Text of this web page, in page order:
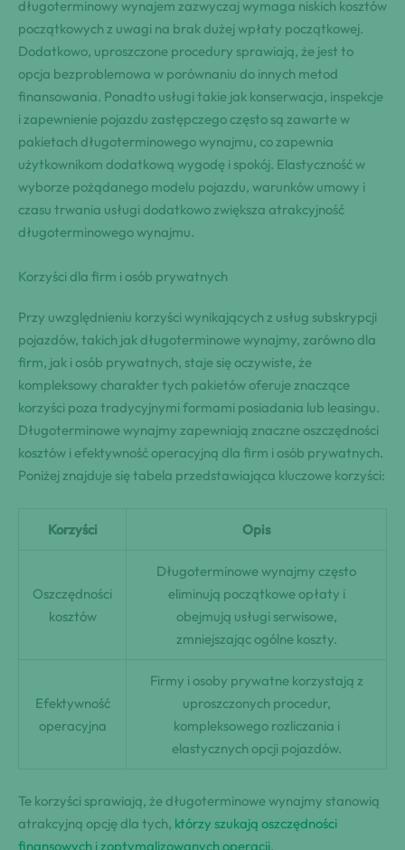
długoterminowy wynajem zazwyczaj wymaga niskich kosztów
początkowych z uwagi na brak dużej wpłaty początkowej.
Dodatkowo, uproszczone procedury sprawiają, że jest to
opcja bezproblemowa w porównaniu do innych metod
finansowania. Ponadto usługi takie jak konserwacja, inspekcje
i zapewnienie pojazdu zastępczego często są zawarte w
pakietach długoterminowego wynajmu, co zapewnia
użytkownikom dodatkową wygodę i spokój. Elastyczność w
wyborze pożądanego modelu pojazdu, warunków umowy i
czasu trwania usługi dodatkowo zwiększa atrakcyjność
długoterminowego wynajmu.
Korzyści dla firm i osób prywatnych
Przy uwzględnieniu korzyści wynikających z usług subskrypcji
pojazdów, takich jak długoterminowe wynajmy, zarówno dla
firm, jak i osób prywatnych, staje się oczywiste, że
kompleksowy charakter tych pakietów oferuje znaczące
korzyści poza tradycyjnymi formami posiadania lub leasingu.
Długoterminowe wynajmy zapewniają znaczne oszczędności
kosztów i efektywność operacyjną dla firm i osób prywatnych.
Poniżej znajduje się tabela przedstawiająca kluczowe korzyści:
Korzyści Opis
Oszczędności
kosztów
Długoterminowe wynajmy często
eliminują początkowe opłaty i
obejmują usługi serwisowe,
zmniejszając ogólne koszty.
Efektywność
operacyjna
Firmy i osoby prywatne korzystają z
uproszczonych procedur,
kompleksowego rozliczania i
elastycznych opcji pojazdów.
Te korzyści sprawiają, że długoterminowe wynajmy stanowią
atrakcyjną opcję dla tych, którzy szukają oszczędności
finansowych i zoptymalizowanych operacji.